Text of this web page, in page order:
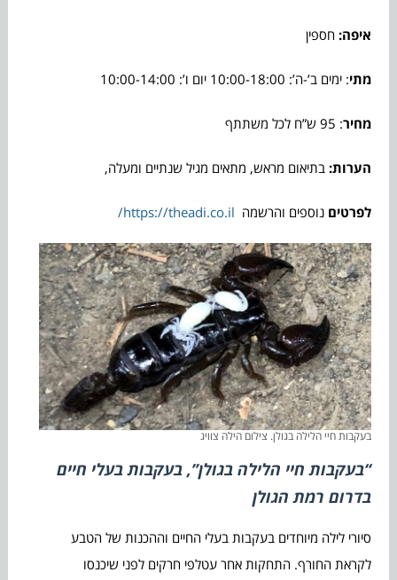
איפה: חספין
מתי: ימים ב’-ה’: 10:00-18:00 יום ו’: 10:00-14:00
מחיר: 95 ש”ח לכל משתתף
הערות: בתיאום מראש, מתאים מגיל שנתיים ומעלה,
לפרטים נוספים והרשמה https://theadi.co.il/
בעקבות חיי הלילה בגולן. צילום הילה צוויג
“בעקבות חיי הלילה בגולן”, בעקבות בעלי חיים
בדרום רמת הגולן
סיורי לילה מיוחדים בעקבות בעלי החיים וההכנות של הטבע
לקראת החורף. התחקות אחר עטלפי חרקים לפני שיכנסו